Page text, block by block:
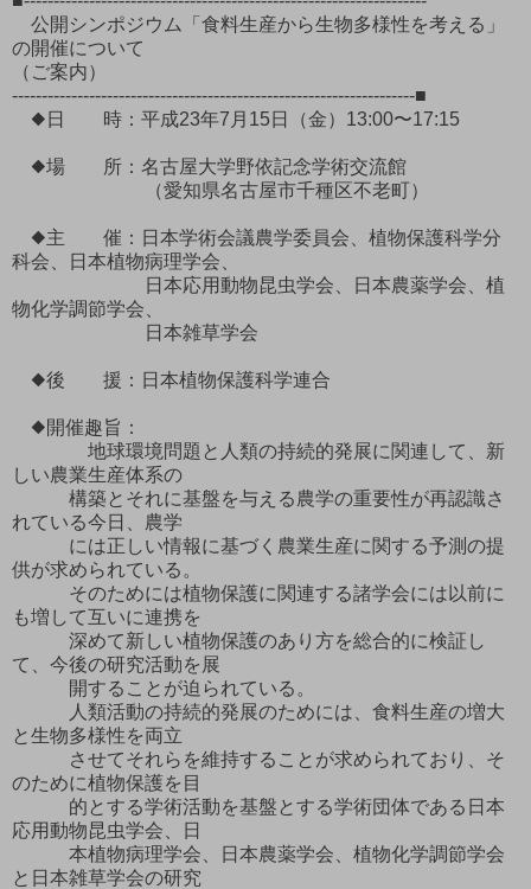
公開シンポジウム「食料生産から生物多様性を考える」
の開催について
（ご案内）
--------------------------------------------------------------------■
◆日 時：平成23年7月15日（金）13:00〜17:15
◆場 所：名古屋大学野依記念学術交流館
（愛知県名古屋市千種区不老町）
◆主 催：日本学術会議農学委員会、植物保護科学分
科会、日本植物病理学会、
日本応用動物昆虫学会、日本農薬学会、植
物化学調節学会、
日本雑草学会
◆後 援：日本植物保護科学連合
◆開催趣旨：
地球環境問題と人類の持続的発展に関連して、新
しい農業生産体系の
構築とそれに基盤を与える農学の重要性が再認識さ
れている今日、農学
には正しい情報に基づく農業生産に関する予測の提
供が求められている。
そのためには植物保護に関連する諸学会には以前に
も増して互いに連携を
深めて新しい植物保護のあり方を総合的に検証し
て、今後の研究活動を展
開することが迫られている。
人類活動の持続的発展のためには、食料生産の増大
と生物多様性を両立
させてそれらを維持することが求められており、そ
のために植物保護を目
的とする学術活動を基盤とする学術団体である日本
応用動物昆虫学会、日
本植物病理学会、日本農薬学会、植物化学調節学会
と日本雑草学会の研究